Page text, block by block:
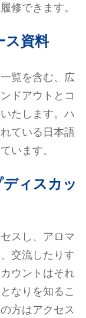
修できます。
ス資料
覧を含む、広
ドアウトとコ
たします。ハ
ている日本語
います。
ィスカッ
スし、アロマ
交流したりす
ウントはそれ
なりを知るこ
方はアクセス